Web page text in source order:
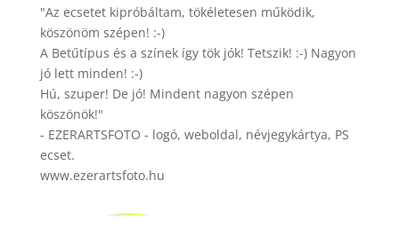
"Az ecsetet kipróbáltam, tökéletesen működik,
köszönöm szépen! :-)
A Betűtípus és a színek így tök jók! Tetszik! :-) Nagyon
jó lett minden! :-)
Hú, szuper! De jó! Mindent nagyon szépen
köszönök!"
- EZERARTSFOTO - logó, weboldal, névjegykártya, PS
ecset.
www.ezerartsfoto.hu